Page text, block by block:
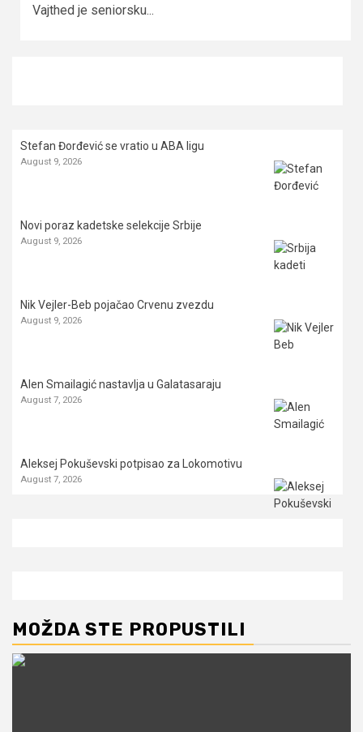
Vajthed je seniorsku...
Stefan Đorđević se vratio u ABA ligu
August 9, 2026
Novi poraz kadetske selekcije Srbije
August 9, 2026
Nik Vejler-Beb pojačao Crvenu zvezdu
August 9, 2026
Alen Smailagić nastavlja u Galatasaraju
August 7, 2026
Aleksej Pokuševski potpisao za Lokomotivu
August 7, 2026
MOŽDA STE PROPUSTILI